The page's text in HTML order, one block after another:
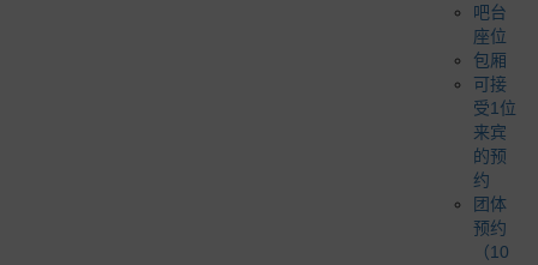
吧台
座位
包厢
可接
受1位
来宾
的预
约
团体
预约
（10